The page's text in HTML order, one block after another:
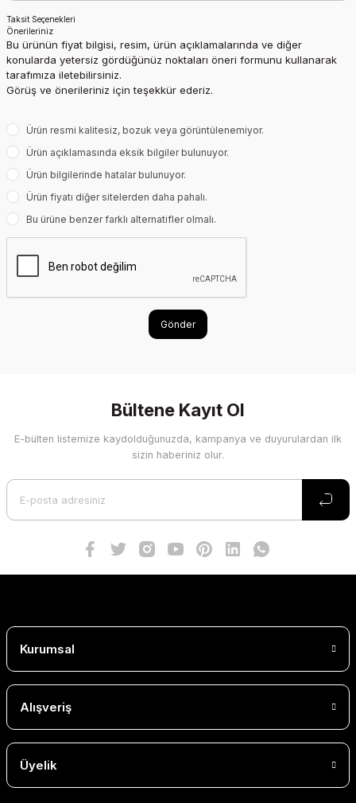
Taksit Seçenekleri
Önerileriniz
Bu ürünün fiyat bilgisi, resim, ürün açıklamalarında ve diğer
konularda yetersiz gördüğünüz noktaları öneri formunu kullanarak
tarafımıza iletebilirsiniz.
Görüş ve önerileriniz için teşekkür ederiz.
Ürün resmi kalitesiz, bozuk veya görüntülenemiyor.
Ürün açıklamasında eksik bilgiler bulunuyor.
Ürün bilgilerinde hatalar bulunuyor.
Ürün fiyatı diğer sitelerden daha pahalı.
Bu ürüne benzer farklı alternatifler olmalı.
Gönder
Bültene Kayıt Ol
E-bülten listemize kaydolduğunuzda, kampanya ve duyurulardan ilk
sizin haberiniz olur.
Kurumsal
Alışveriş
Üyelik